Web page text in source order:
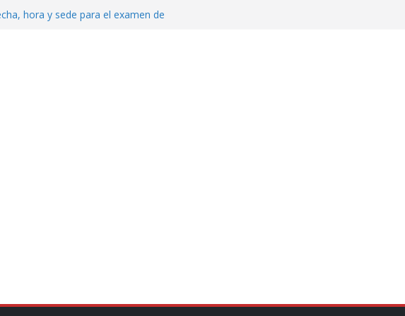
hora y sede para el examen de
no es asunto político: Sheinbaum